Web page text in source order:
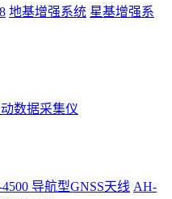
地基增强系统 星基增强系
数据采集仪
4500 导航型GNSS天线 AH-